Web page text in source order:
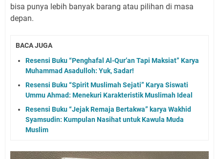
bisa punya lebih banyak barang atau pilihan di masa
depan.
BACA JUGA
Resensi Buku “Penghafal Al-Qur’an Tapi Maksiat” Karya
Muhammad Asadulloh: Yuk, Sadar!
Resensi Buku “Spirit Muslimah Sejati” Karya Siswati
Ummu Ahmad: Menekuri Karakteristik Muslimah Ideal
Resensi Buku “Jejak Remaja Bertakwa” karya Wakhid
Syamsudin: Kumpulan Nasihat untuk Kawula Muda
Muslim